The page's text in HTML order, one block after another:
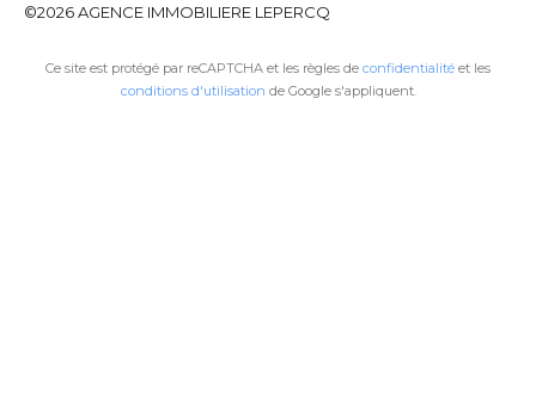
©2026 AGENCE IMMOBILIERE LEPERCQ
Ce site est protégé par reCAPTCHA et les règles de confidentialité et les
conditions d'utilisation de Google s'appliquent.